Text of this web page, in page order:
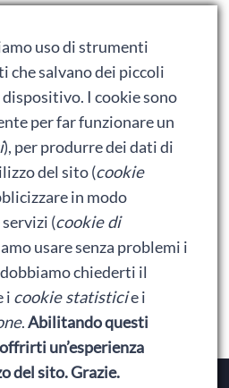
del film
dei Transformers
uso di strumenti
che salvano dei piccoli
dispositivo. I cookie sono
per far funzionare un
), per produrre dei dati di
del sito (cookie
in modo
(cookie di
usare senza problemi i
dobbiamo chiederti il
i cookie statisticie i
.Abilitando questi
un’esperienza
del sito. Grazie.